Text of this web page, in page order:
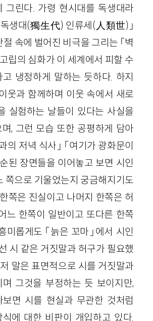
그린다. 가령 현시대를 독생대라
독생대(獨生代) 인류세(人類世)」
속에 벌어진 비극을 그리는 「벽
립의 심화가 이 세계에서 피할 수
냉정하게 말하는 듯하다. 하지
웃과 함께하며 이웃 속에서 새로
실험하는 날들이 있다는 사실을
, 그런 모습 또한 공평하게 담아
의 저녁 식사」 「여기가 광화문이
된 장면들을 이어놓고 보면 시인
쪽으로 기울었는지 궁금해지기도
쪽은 진실이고 나머지 한쪽은 허
느 한쪽이 일반이고 또다른 한쪽
미롭게도 「늙은 꼬마」에서 시인
시 같은 거짓말과 허구가 필요했
말은 표면적으로 시를 거짓말과
그것을 부정하는 듯 보이지만,
보면 시를 현실과 무관한 것처럼
에 대한 비판이 개입하고 있다.